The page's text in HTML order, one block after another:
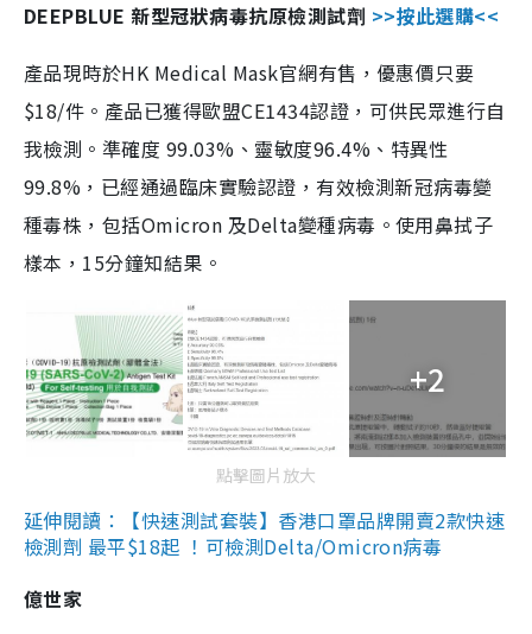
DEEPBLUE 新型冠狀病毒抗原檢測試劑 >>按此選購<<
產品現時於HK Medical Mask官網有售，優惠價只要
$18/件。產品已獲得歐盟CE1434認證，可供民眾進行自
我檢測。準確度 99.03%、靈敏度96.4%、特異性
99.8%，已經通過臨床實驗認證，有效檢測新冠病毒變
種毒株，包括Omicron 及Delta變種病毒。使用鼻拭子
樣本，15分鐘知結果。
+2
點擊圖片放大
延伸閱讀：【快速測試套裝】香港口罩品牌開賣2款快速
檢測劑 最平$18起 ！可檢測Delta/Omicron病毒
億世家